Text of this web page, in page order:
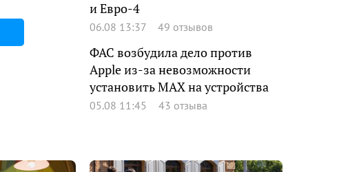
и Евро-4
06.08 13:37 49 отзывов
ФАС возбудила дело против
Apple из-за невозможности
установить MAX на устройства
05.08 11:45 43 отзыва